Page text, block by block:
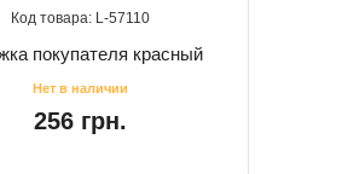
57110
покупателя красный
256 грн.